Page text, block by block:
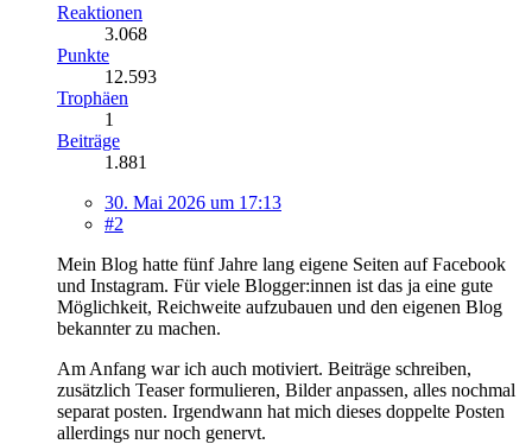
Reaktionen
3.068
Punkte
12.593
Trophäen
1
Beiträge
1.881
30. Mai 2026 um 17:13
#2
Mein Blog hatte fünf Jahre lang eigene Seiten auf Facebook
und Instagram. Für viele Blogger:innen ist das ja eine gute
Möglichkeit, Reichweite aufzubauen und den eigenen Blog
bekannter zu machen.
Am Anfang war ich auch motiviert. Beiträge schreiben,
zusätzlich Teaser formulieren, Bilder anpassen, alles nochmal
separat posten. Irgendwann hat mich dieses doppelte Posten
allerdings nur noch genervt.